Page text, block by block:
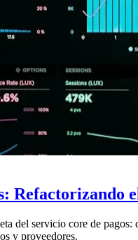
Refactorizando
del servicio core de
y proveedores.